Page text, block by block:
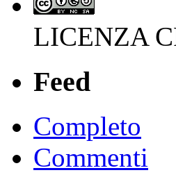
LICENZA
Feed
Completo
Commenti